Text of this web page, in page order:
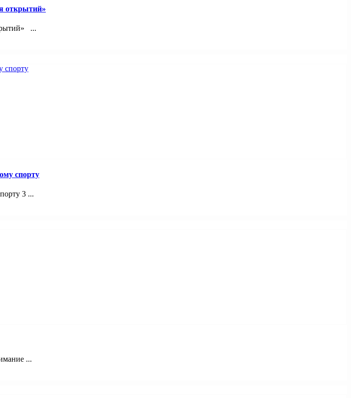
открытий»
...
спорту
3 ...
...